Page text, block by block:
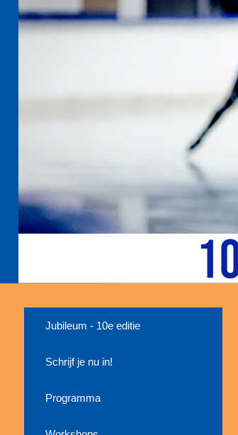
Jubileum - 10e editie
Schrijf je nu in!
Programma